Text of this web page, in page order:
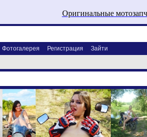
Оригинальные
Фотогалерея Регистрация
Зайти